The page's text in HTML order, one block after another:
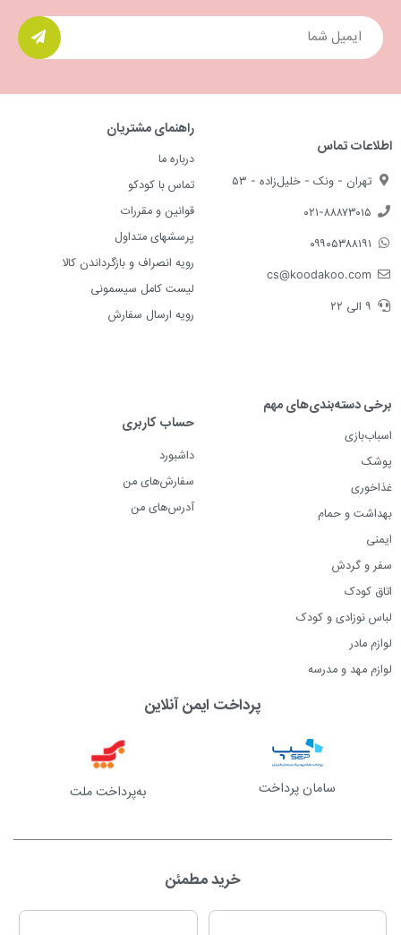
اطلاعات تماس
تهران - ونک - خلیل‌زاده - ۵۳
۰۲۱-۸۸۸۷۳۰۱۵
۰۹۹۰۵۳۸۸۱۹۱
cs@koodakoo.com
۹ الی ۲۲
راهنمای مشتریان
درباره ما
تماس با کودکو
قوانین و مقررات
پرسشهای متداول
رویه انصراف و بازگرداندن کالا
لیست کامل سیسمونی
رویه ارسال سفارش
برخی دسته‌بندی‌های مهم
اسباب‌بازی
پوشک
غذاخوری
بهداشت و حمام
ایمنی
سفر و گردش
اتاق کودک
لباس نوزادی و کودک
لوازم مادر
لوازم مهد و مدرسه
حساب کاربری
داشبورد
سفارش‌های من
آدرس‌های من
پرداخت ایمن آنلاین
سامان پرداخت به‌پرداخت ملت
خرید مطمئن